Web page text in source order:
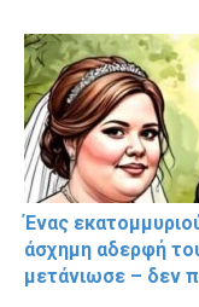
Ένας
άσχημη αδερφή
μετάνιωσε – δεν